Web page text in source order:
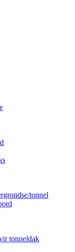
tonnel
tonneldak